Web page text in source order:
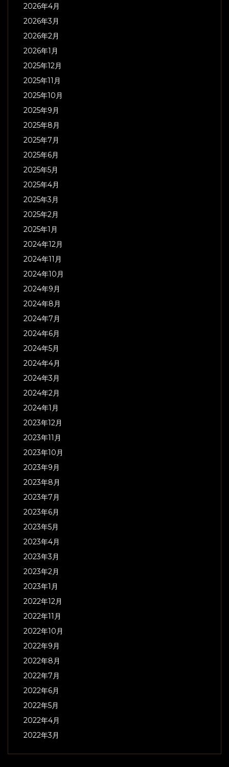
2026年4月
2026年3月
2026年2月
2026年1月
2025年12月
2025年11月
2025年10月
2025年9月
2025年8月
2025年7月
2025年6月
2025年5月
2025年4月
2025年3月
2025年2月
2025年1月
2024年12月
2024年11月
2024年10月
2024年9月
2024年8月
2024年7月
2024年6月
2024年5月
2024年4月
2024年3月
2024年2月
2024年1月
2023年12月
2023年11月
2023年10月
2023年9月
2023年8月
2023年7月
2023年6月
2023年5月
2023年4月
2023年3月
2023年2月
2023年1月
2022年12月
2022年11月
2022年10月
2022年9月
2022年8月
2022年7月
2022年6月
2022年5月
2022年4月
2022年3月